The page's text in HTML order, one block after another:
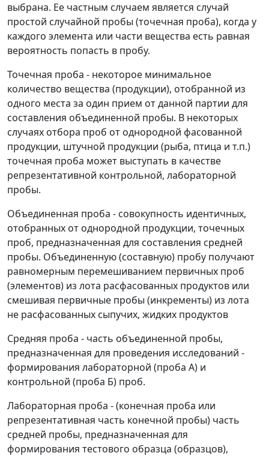
выбрана. Ее частным случаем является случай
простой случайной пробы (точечная проба), когда у
каждого элемента или части вещества есть равная
вероятность попасть в пробу.
Точечная проба - некоторое минимальное
количество вещества (продукции), отобранной из
одного места за один прием от данной партии для
составления объединенной пробы. В некоторых
случаях отбора проб от однородной фасованной
продукции, штучной продукции (рыба, птица и т.п.)
точечная проба может выступать в качестве
репрезентативной контрольной, лабораторной
пробы.
Объединенная проба - совокупность идентичных,
отобранных от однородной продукции, точечных
проб, предназначенная для составления средней
пробы. Объединенную (составную) пробу получают
равномерным перемешиванием первичных проб
(элементов) из лота расфасованных продуктов или
смешивая первичные пробы (инкременты) из лота
не расфасованных сыпучих, жидких продуктов
Средняя проба - часть объединенной пробы,
предназначенная для проведения исследований -
формирования лабораторной (проба А) и
контрольной (проба Б) проб.
Лабораторная проба - (конечная проба или
репрезентативная часть конечной пробы) часть
средней пробы, предназначенная для
формирования тестового образца (образцов),